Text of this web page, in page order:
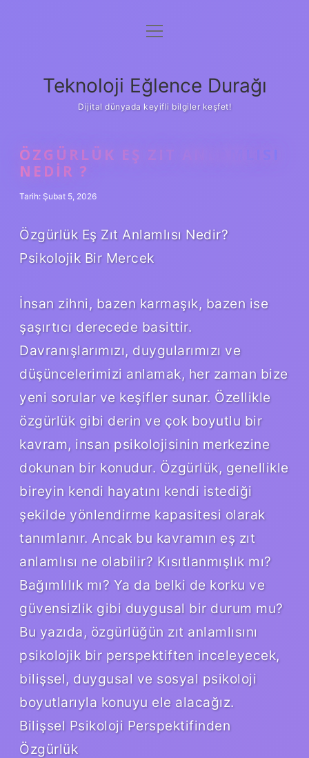
Anasayfa
Yasal Uyarı
menüyü
Teknoloji Eğlence Durağı
Dijital dünyada keyifli bilgiler keşfet!
ÖZGÜRLÜK EŞ ZIT ANLAMLISI
NEDIR ?
Tarih: Şubat 5, 2026
Özgürlük Eş Zıt Anlamlısı Nedir?
Psikolojik Bir Mercek
İnsan zihni, bazen karmaşık, bazen ise
şaşırtıcı derecede basittir.
Davranışlarımızı, duygularımızı ve
düşüncelerimizi anlamak, her zaman bize
yeni sorular ve keşifler sunar. Özellikle
özgürlük gibi derin ve çok boyutlu bir
kavram, insan psikolojisinin merkezine
dokunan bir konudur. Özgürlük, genellikle
bireyin kendi hayatını kendi istediği
şekilde yönlendirme kapasitesi olarak
tanımlanır. Ancak bu kavramın eş zıt
anlamlısı ne olabilir? Kısıtlanmışlık mı?
Bağımlılık mı? Ya da belki de korku ve
güvensizlik gibi duygusal bir durum mu?
Bu yazıda, özgürlüğün zıt anlamlısını
psikolojik bir perspektiften inceleyecek,
bilişsel, duygusal ve sosyal psikoloji
boyutlarıyla konuyu ele alacağız.
Bilişsel Psikoloji Perspektifinden
Özgürlük